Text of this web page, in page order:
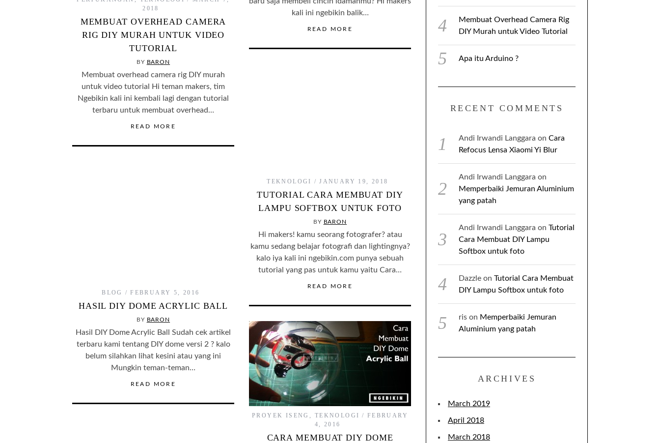
2018
MEMBUAT OVERHEAD CAMERA
RIG DIY MURAH UNTUK VIDEO
TUTORIAL
BY BARON
Membuat overhead camera rig DIY murah
untuk video tutorial Hi teman makers, tim
Ngebikin kali ini kembali lagi dengan tutorial
terbaru untuk membuat overhead…
READ MORE
kali ini ngebikin balik…
READ MORE
TEKNOLOGI JANUARY 19, 2018
TUTORIAL CARA MEMBUAT DIY
LAMPU SOFTBOX UNTUK FOTO
BY BARON
Hi makers! kamu seorang fotografer? atau
kamu sedang belajar fotografi dan lightingnya?
kalo iya kali ini ngebikin.com punya sebuah
tutorial yang pas untuk kamu yaitu Cara…
READ MORE
BLOG FEBRUARY 5, 2016
HASIL DIY DOME ACRYLIC BALL
BY BARON
Hasil DIY Dome Acrylic Ball Sudah cek artikel
terbaru kami tentang DIY dome versi 2 ? kalo
belum silahkan lihat kesini atau yang ini
Mungkin teman-teman…
READ MORE
PROYEK ISENG , TEKNOLOGI
FEBRUARY
4, 2016
CARA MEMBUAT DIY DOME
Membuat Overhead Camera Rig
DIY Murah untuk Video Tutorial
Apa itu Arduino ?
RECENT COMMENTS
Andi Irwandi Langgara on Cara
Refocus Lensa Xiaomi Yi Blur
Andi Irwandi Langgara on
Memperbaiki Jemuran Aluminium
yang patah
Andi Irwandi Langgara on Tutorial
Cara Membuat DIY Lampu
Softbox untuk foto
Dazzle on Tutorial Cara Membuat
DIY Lampu Softbox untuk foto
ris on Memperbaiki Jemuran
Aluminium yang patah
ARCHIVES
March 2019
April 2018
March 2018